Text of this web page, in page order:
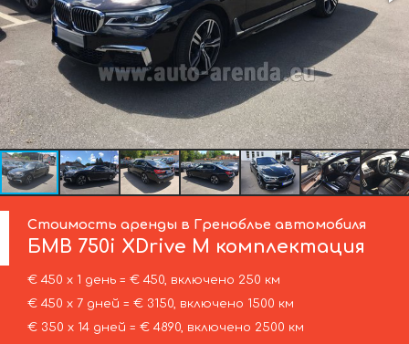
Стоимость аренды в Греноблье автомобиля
БМВ 750i XDrive M комплектация
€ 450 х 1 день = € 450, включено 250 км
€ 450 х 7 дней = € 3150, включено 1500 км
€ 350 х 14 дней = € 4890, включено 2500 км